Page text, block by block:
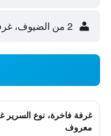
2 من الضيوف، غرفة واحدة
غرفة فاخرة، نوع السرير
معروف